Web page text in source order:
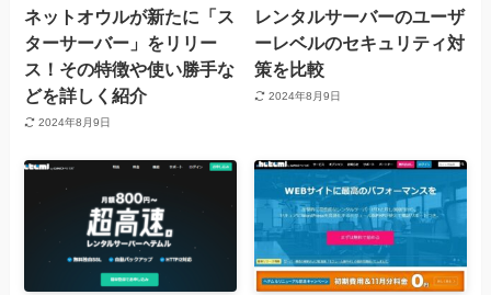
ネットオウルが新たに「ス
ターサーバー」をリリー
ス！その特徴や使い勝手な
どを詳しく紹介
2024年8月9日
レンタルサーバーのユーザ
ーレベルのセキュリティ対
策を比較
2024年8月9日